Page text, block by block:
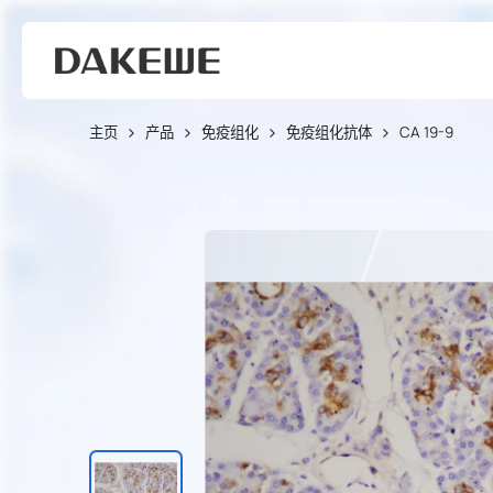
主页 产品 免疫组化 免疫组化抗体 CA 19-9